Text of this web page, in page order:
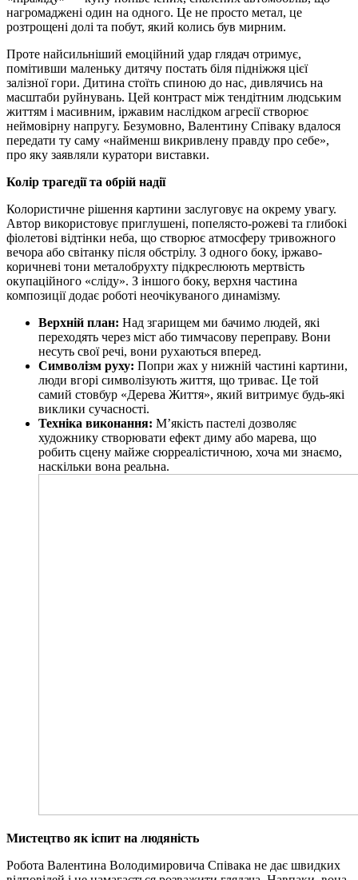
нагромаджені один на одного. Це не просто метал, це
розтрощені долі та побут, який колись був мирним.
Проте найсильніший емоційний удар глядач отримує,
помітивши маленьку дитячу постать біля підніжжя цієї
залізної гори. Дитина стоїть спиною до нас, дивлячись на
масштаби руйнувань. Цей контраст між тендітним людським
життям і масивним, іржавим наслідком агресії створює
неймовірну напругу. Безумовно, Валентину Співаку вдалося
передати ту саму «найменш викривлену правду про себе»,
про яку заявляли куратори виставки.
Колір трагедії та обрій надії
Колористичне рішення картини заслуговує на окрему увагу.
Автор використовує приглушені, попелясто-рожеві та глибокі
фіолетові відтінки неба, що створює атмосферу тривожного
вечора або світанку після обстрілу. З одного боку, іржаво-
коричневі тони металобрухту підкреслюють мертвість
окупаційного «сліду». З іншого боку, верхня частина
композиції додає роботі неочікуваного динамізму.
Верхній план: Над згарищем ми бачимо людей, які
переходять через міст або тимчасову переправу. Вони
несуть свої речі, вони рухаються вперед.
Символізм руху: Попри жах у нижній частині картини,
люди вгорі символізують життя, що триває. Це той
самий стовбур «Дерева Життя», який витримує будь-які
виклики сучасності.
Техніка виконання: М’якість пастелі дозволяє
художнику створювати ефект диму або марева, що
робить сцену майже сюрреалістичною, хоча ми знаємо,
наскільки вона реальна.
Мистецтво як іспит на людяність
Робота Валентина Володимировича Співака не дає швидких